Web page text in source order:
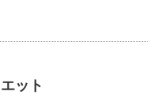
ット